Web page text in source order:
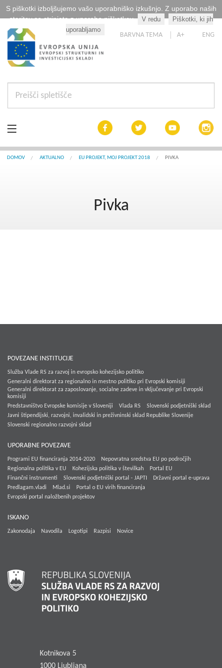
S piškotki izboljšujemo vašo uporabniško izkušnjo. Z uporabo naših
storitev se strinjate z uporabo piškotkov.
V redu
Piškotki, ki jih
uporabljamo
BARVNA TEMA A+ ENG
Aktualno
DOMOV AKTUALNO EU PROJEKT, MOJ PROJEKT 2018 PIVKA
Pivka
POVEZANE INSTITUCIJE
Služba Vlade RS za razvoj in evropsko kohezijsko politiko
Generalni direktorat za regionalno in mestno politiko pri Evropski komisiji
Generalni direktorat za zaposlovanje, socialne zadeve in vključevanje pri Evropski
komisiji
Predstavništvo Evropske komisije v Sloveniji
Vlada RS
Slovenski podjetniški sklad
Javni štipendijski, razvojni, invalidski in preživninski sklad Republike Slovenije
Slovenski regionalno razvojni sklad
UPORABNE POVEZAVE
Programi EU financiranja 2014-2020
Nepovratna sredstva EU po področjih
Regionalna politika v EU
Kohezijska politika v številkah
Portal EU
Finančni instrumenti
Slovenski podjetniški portal - JAPTI
Državni portal e-uprava
Predlagam.vladi
Mlad.si
Portal o EU virih financiranja
Evropski portal naložbenih projektov
ISKANO
Zakonodaja Navodila Logotipi Razpisi Novice
Kotnikova 5
1000 Ljubljana